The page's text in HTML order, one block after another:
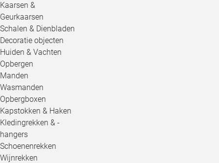
Kaarsen &
Geurkaarsen
Schalen & Dienbladen
Decoratie objecten
Huiden & Vachten
Opbergen
Manden
Wasmanden
Opbergboxen
Kapstokken & Haken
Kledingrekken & -
hangers
Schoenenrekken
Wijnrekken